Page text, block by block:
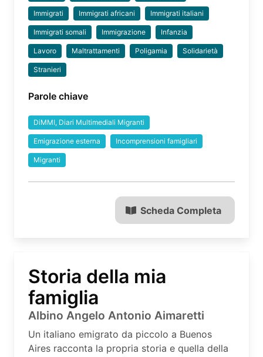
Immigrati Immigrati africani Immigrati italiani
Immigrati somali Immigrazione Infanzia
Lavoro Maltrattamenti Poligamia Solidarietà
Stranieri
Parole chiave
DiMMI, Diari Multimediali Migranti
Emigrazione esterna Incomprensioni famigliari
Migranti
Scheda Completa
Storia della mia
famiglia
Albino Angelo Antonio Aimaretti
Un italiano emigrato da piccolo a Buenos
Aires racconta la propria storia e quella della